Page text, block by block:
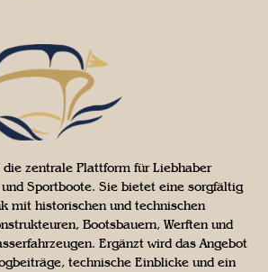
zentrale Plattform für Liebhaber
Sportboote. Sie bietet eine sorgfältig
mit historischen und technischen
Bootsbauern, Werften und
Ergänzt wird das Angebot
technische Einblicke und ein